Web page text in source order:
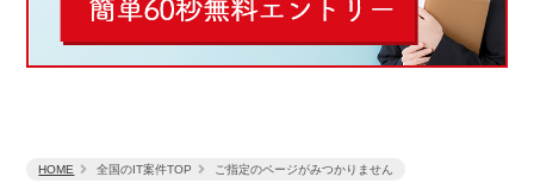
HOME 全国のIT案件TOP ご指定のページがみつかりません